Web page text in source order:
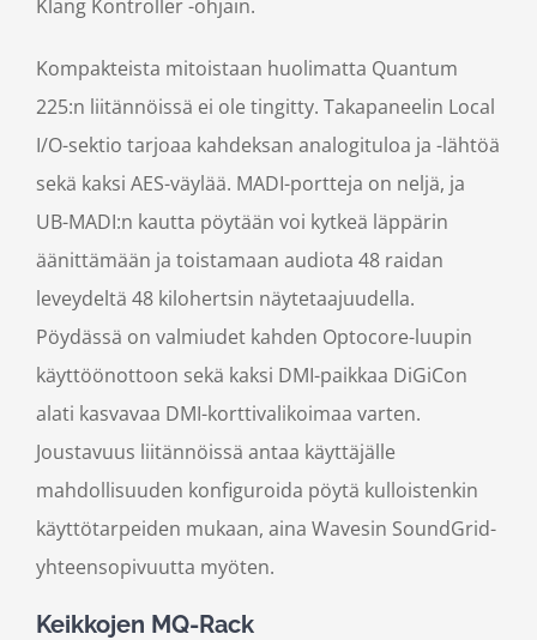
Klang Kontroller -ohjain.
Kompakteista mitoistaan huolimatta Quantum
225:n liitännöissä ei ole tingitty. Takapaneelin Local
I/O-sektio tarjoaa kahdeksan analogituloa ja -lähtöä
sekä kaksi AES-väylää. MADI-portteja on neljä, ja
UB-MADI:n kautta pöytään voi kytkeä läppärin
äänittämään ja toistamaan audiota 48 raidan
leveydeltä 48 kilohertsin näytetaajuudella.
Pöydässä on valmiudet kahden Optocore-luupin
käyttöönottoon sekä kaksi DMI-paikkaa DiGiCon
alati kasvavaa DMI-korttivalikoimaa varten.
Joustavuus liitännöissä antaa käyttäjälle
mahdollisuuden konfiguroida pöytä kulloistenkin
käyttötarpeiden mukaan, aina Wavesin SoundGrid-
yhteensopivuutta myöten.
Keikkojen MQ-Rack